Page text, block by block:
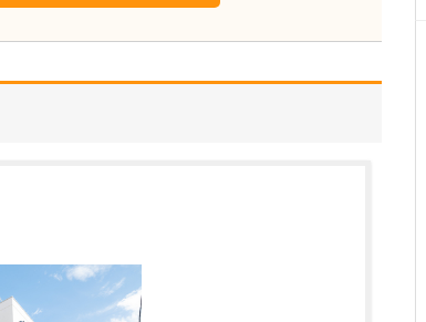
東京都練馬区
伺うようにしています。
説明するときもていねい
に、わかりやすくお話し